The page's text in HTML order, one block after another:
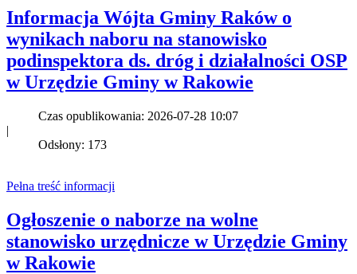
Informacja Wójta Gminy Raków o
wynikach naboru na stanowisko
podinspektora ds. dróg i działalności OSP
w Urzędzie Gminy w Rakowie
Czas opublikowania: 2026-07-28 10:07
|
Odsłony: 173
Pełna treść informacji
Ogłoszenie o naborze na wolne
stanowisko urzędnicze w Urzędzie Gminy
w Rakowie